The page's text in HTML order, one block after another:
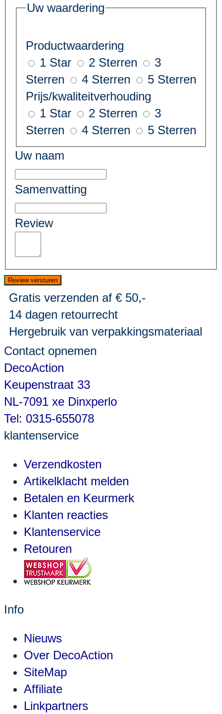
Uw waardering
Productwaardering
1 Star
2 Sterren
3
Sterren
4 Sterren
5 Sterren
Prijs/kwaliteitverhouding
1 Star
2 Sterren
3
Sterren
4 Sterren
5 Sterren
Uw naam
Samenvatting
Review
Review versturen
Gratis verzenden af € 50,-
14 dagen retourrecht
Hergebruik van verpakkingsmateriaal
Contact opnemen
DecoAction
Keupenstraat 33
NL-7091 xe Dinxperlo
Tel: 0315-655078
klantenservice
Verzendkosten
Artikelklacht melden
Betalen en Keurmerk
Klanten reacties
Klantenservice
Retouren
Info
Nieuws
Over DecoAction
SiteMap
Affiliate
Linkpartners